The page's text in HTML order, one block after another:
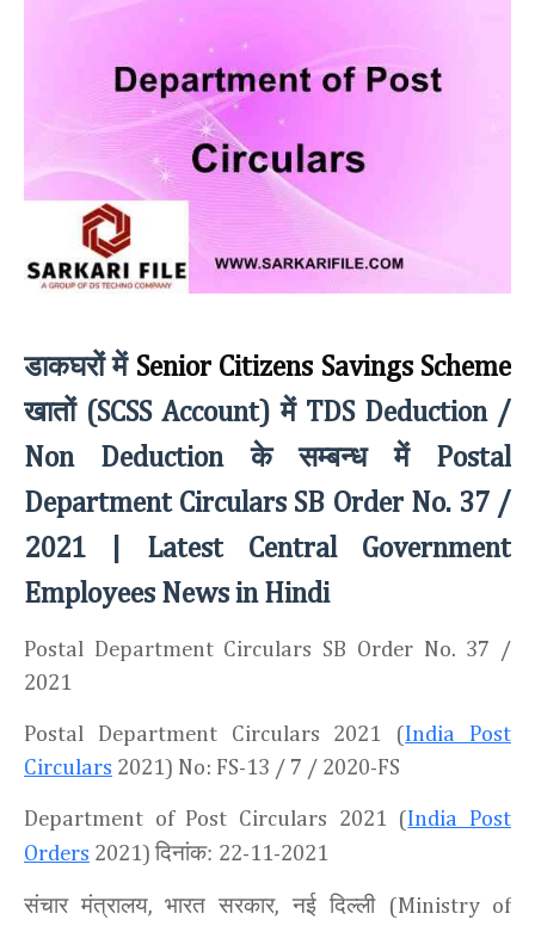
डाकघरों में Senior Citizens Savings Scheme
खातों (SCSS Account)में TDS Deduction /
Non Deductionके सम्बन्ध में Postal
Department Circulars SB Order No. 37 /
2021 | Latest Central Government
Employees News in Hindi
Postal Department Circulars SB Order No. 37 /
2021
Postal Department Circulars 2021 ( India Post
Circulars 2021) No: FS-13 / 7 / 2020-FS
Department of Post Circulars 2021 ( India Post
Orders 2021) दिनांक: 22-11-2021
संचार मंत्रालय,भारत सरकार, नई दिल्ली
(Ministry of